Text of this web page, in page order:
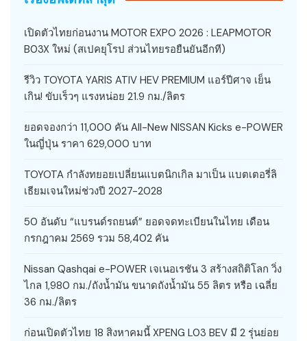
เปิดตัวไทยก่อนงาน MOTOR EXPO 2026 : LEAPMOTOR
B03X ใหม่ (สเปคยุโรป ส่วนไทยรอยืนยันอีกที)
รีวิว TOYOTA YARIS ATIV HEV PREMIUM แอร์ปีศาจ เย็น
เกิน! ขับเร็วๆ แรงหน่อย 21.9 กม./ลิตร
ยอดจองกว่า 11,000 คัน All-New NISSAN Kicks e-POWER
ในญี่ปุ่น ราคา 629,000 บาท
TOYOTA กำลังทยอยเปลี่ยนแบตนิกเกิล มาเป็น แบตเตอรี่ลิ
เธียมเจนใหม่ช่วงปี 2027-2028
50 อันดับ “แบรนด์รถยนต์” ยอดจดทะเบียนในไทย เดือน
กรกฎาคม 2569 รวม 58,402 คัน
Nissan Qashqai e-POWER เจเนอเรชัน 3 สร้างสถิติโลก วิ่ง
ไกล 1,980 กม./ถังน้ำมัน ขนาดถังน้ำมัน 55 ลิตร หรือ เฉลี่ย
36 กม./ลิตร
ก่อนเปิดตัวไทย 18 สิงหาคมนี้ XPENG L03 BEV มี 2 รุ่นย่อย